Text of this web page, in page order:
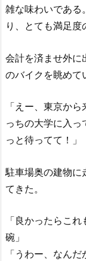
雑な味わいである
り、とても満足度
会計を済ませ外に
のバイクを眺めて
「えー、東京か
っちの大学に入っ
っと待ってて！」
駐車場奥の建物に
てきた。
「良かったらこ
碗」
「うわー、なん